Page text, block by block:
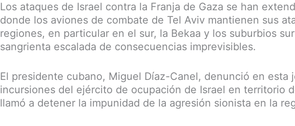
Los ataques de Israel contra la Franja de Gaza se han
donde los aviones de combate de Tel Aviv mantienen sus
regiones, en particular en el sur, la Bekaa y los suburbios
sangrienta escalada de consecuencias imprevisibles.
El presidente cubano, Miguel Díaz-Canel, denunció en esta
incursiones del ejército de ocupación de Israel en territorio
llamó a detener la impunidad de la agresión sionista en la